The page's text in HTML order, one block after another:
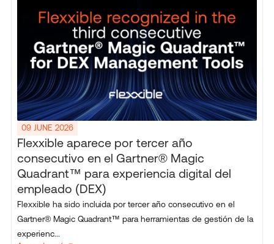
09 JUNE 2026
Flexxible aparece por tercer año
consecutivo en el Gartner® Magic
Quadrant™ para experiencia digital del
empleado (DEX)
Flexxible ha sido incluida por tercer año consecutivo en el
Gartner® Magic Quadrant™ para herramientas de gestión de la
experienc...